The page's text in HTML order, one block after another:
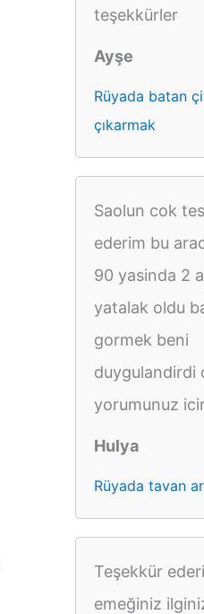
teşekkürler
Ayşe
Rüyada batan
çıkarmak
Saolun cok
ederim bu
90 yasinda 2
yatalak oldu
gormek beni
duygulandirdi
yorumunuz
Hulya
Rüyada tavan
Teşekkür
emeğiniz